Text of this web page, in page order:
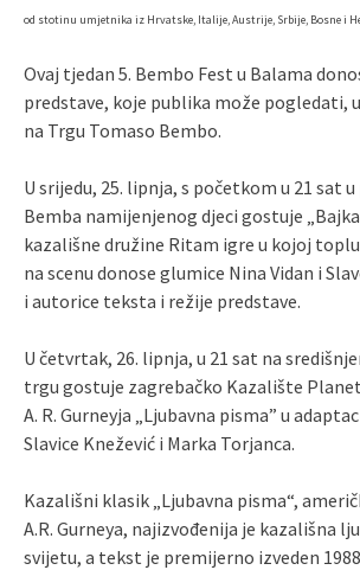
od stotinu umjetnika iz Hrvatske, Italije, Austrije, Srbije, Bosne i
Ovaj tjedan 5. Bembo Fest u Balama
predstave, koje publika može pogledati,
na Trgu Tomaso Bembo.
U srijedu, 25. lipnja, s početkom u 21 sat
Bemba namijenjenog djeci gostuje
kazališne družine Ritam igre u kojoj
na scenu donose glumice Nina Vidan i
i autorice teksta i režije predstave.
U četvrtak, 26. lipnja, u 21 sat na
trgu gostuje zagrebačko Kazalište
A. R. Gurneyja „Ljubavna pisma” u
Slavice Knežević i Marka Torjanca.
Kazališni klasik „Ljubavna pisma“,
A.R. Gurneya, najizvođenija je kazališna
svijetu, a tekst je premijerno izveden